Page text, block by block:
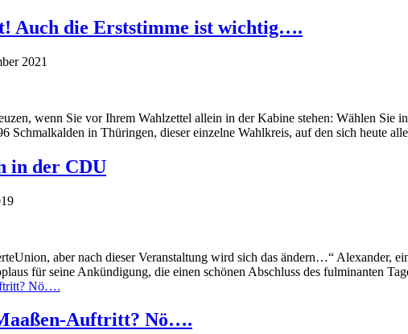
Auch die Erststimme ist wichtig….
2021
wenn Sie vor Ihrem Wahlzettel allein in der Kabine stehen: Wählen
Schmalkalden in Thüringen, dieser einzelne Wahlkreis, auf den sich heute
in der CDU
aber nach dieser Veranstaltung wird sich das ändern…“ Alexander,
für seine Ankündigung, die einen schönen Abschluss des fulminanten
Auftritt? Nö….